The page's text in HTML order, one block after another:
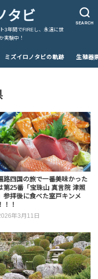
SEARCH
タビ
3年間でFIREし、永遠に世
実験中！
ミズイロノタビの軌跡 生殖器
路四国の旅で一番美味かった
第25番「宝珠山 真言院 津照
参拝後に食べた室戸キンメ
！！
年3月11日